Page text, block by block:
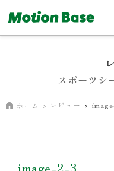
スポーツシ
ホーム レビュー
image-2-3